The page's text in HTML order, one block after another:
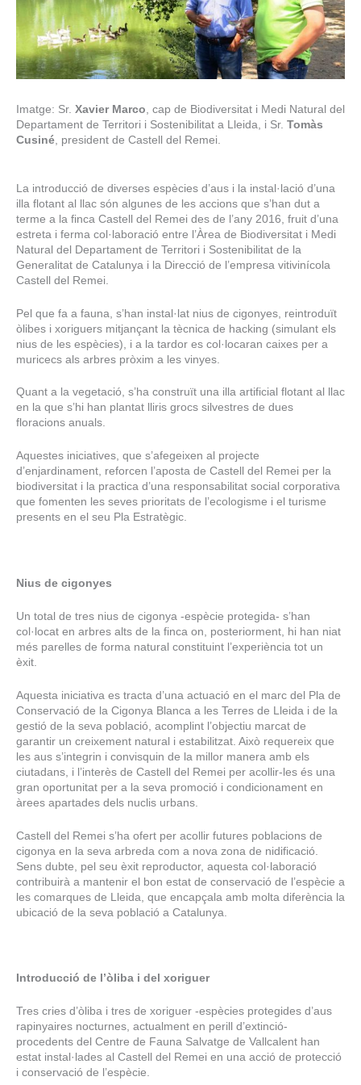
Imatge: Sr. Xavier Marco , cap de Biodiversitat i Medi Natural del
Departament de Territori i Sostenibilitat a Lleida, i Sr. Tomàs
Cusiné , president de Castell del Remei.
La introducció de diverses espècies d’aus i la instal·lació d’una
illa flotant al llac són algunes de les accions que s’han dut a
terme a la finca Castell del Remei des de l’any 2016, fruit d’una
estreta i ferma col·laboració entre l’Àrea de Biodiversitat i Medi
Natural del Departament de Territori i Sostenibilitat de la
Generalitat de Catalunya i la Direcció de l’empresa vitivinícola
Castell del Remei.
Pel que fa a fauna, s’han instal·lat nius de cigonyes, reintroduït
òlibes i xoriguers mitjançant la tècnica de hacking (simulant els
nius de les espècies), i a la tardor es col·locaran caixes per a
muricecs als arbres pròxim a les vinyes.
Quant a la vegetació, s’ha construït una illa artificial flotant al llac
en la que s’hi han plantat lliris grocs silvestres de dues
floracions anuals.
Aquestes iniciatives, que s’afegeixen al projecte
d’enjardinament, reforcen l’aposta de Castell del Remei per la
biodiversitat i la practica d’una responsabilitat social corporativa
que fomenten les seves prioritats de l’ecologisme i el turisme
presents en el seu Pla Estratègic.
Nius de cigonyes
Un total de tres nius de cigonya -espècie protegida- s’han
col·locat en arbres alts de la finca on, posteriorment, hi han niat
més parelles de forma natural constituint l’experiència tot un
èxit.
Aquesta iniciativa es tracta d’una actuació en el marc del Pla de
Conservació de la Cigonya Blanca a les Terres de Lleida i de la
gestió de la seva població, acomplint l’objectiu marcat de
garantir un creixement natural i estabilitzat. Això requereix que
les aus s’integrin i convisquin de la millor manera amb els
ciutadans, i l’interès de Castell del Remei per acollir-les és una
gran oportunitat per a la seva promoció i condicionament en
àrees apartades dels nuclis urbans.
Castell del Remei s’ha ofert per acollir futures poblacions de
cigonya en la seva arbreda com a nova zona de nidificació.
Sens dubte, pel seu èxit reproductor, aquesta col·laboració
contribuirà a mantenir el bon estat de conservació de l’espècie a
les comarques de Lleida, que encapçala amb molta diferència la
ubicació de la seva població a Catalunya.
Introducció de l’òliba i del xoriguer
Tres cries d’òliba i tres de xoriguer -espècies protegides d’aus
rapinyaires nocturnes, actualment en perill d’extinció-
procedents del Centre de Fauna Salvatge de Vallcalent han
estat instal·lades al Castell del Remei en una acció de protecció
i conservació de l’espècie.